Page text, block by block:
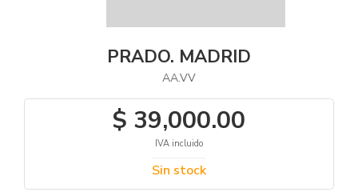
PRADO. MADRID
AA.VV
$ 39,000.00
IVA incluido
Sin stock